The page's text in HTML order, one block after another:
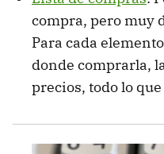
compra, pero muy
Para cada
donde comprarla,
precios, todo lo